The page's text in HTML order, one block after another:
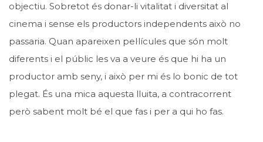
objectiu. Sobretot és donar-li vitalitat i diversitat al
cinema i sense els productors independents això no
passaria. Quan apareixen pel·lícules que són molt
diferents i el públic les va a veure és que hi ha un
productor amb seny, i això per mi és lo bonic de tot
plegat. És una mica aquesta lluita, a contracorrent
però sabent molt bé el que fas i per a qui ho fas.